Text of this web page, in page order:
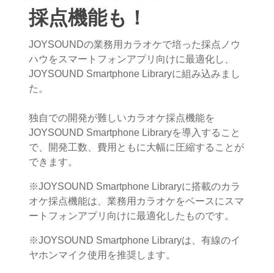
採点機能も！
JOYSOUNDの業務用カラオケで培った採点ノウ
ハウをスマートフォンアプリ向けに最適化し、
JOYSOUND Smartphone Libraryに組み込みまし
た。
独自での開発が難しいカラオケ採点機能を
JOYSOUND Smartphone Libraryを導入すること
で、開発工数、費用ともに大幅に圧縮することが
できます。
※JOYSOUND Smartphone Libraryに搭載のカラ
オケ採点機能は、業務用カラオケをベースにスマ
ートフォンアプリ向けに最適化したものです。
※JOYSOUND Smartphone Libraryは、有線のイ
ヤホンマイク使用を推奨します。